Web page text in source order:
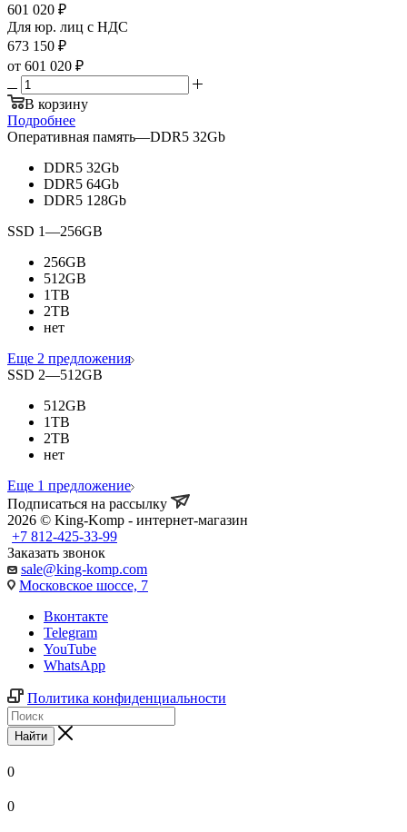
601 020 ₽
Для юр. лиц c НДС
673 150 ₽
от 601 020 ₽
В корзину
Подробнее
Оперативная память—DDR5 32Gb
DDR5 32Gb
DDR5 64Gb
DDR5 128Gb
SSD 1—256GB
256GB
512GB
1TB
2TB
нет
Еще 2 предложения
SSD 2—512GB
512GB
1TB
2TB
нет
Еще 1 предложение
Подписаться на рассылку
2026 © King-Komp - интернет-магазин
+7 812-425-33-99
Заказать звонок
sale@king-komp.com
Московское шоссе, 7
Вконтакте
Telegram
YouTube
WhatsApp
Политика конфиденциальности
Найти
0
0